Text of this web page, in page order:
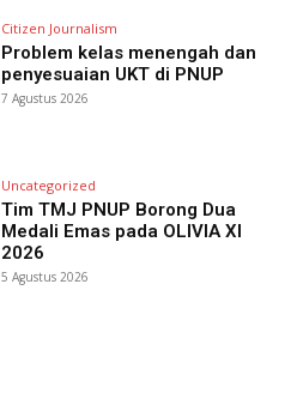
Citizen Journalism
Problem kelas menengah dan
penyesuaian UKT di PNUP
7 Agustus 2026
Uncategorized
Tim TMJ PNUP Borong Dua
Medali Emas pada OLIVIA XI
2026
5 Agustus 2026